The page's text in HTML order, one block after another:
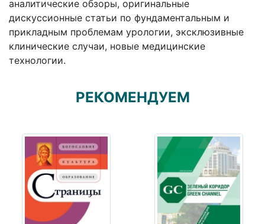
аналитические обзоры, оригинальные
дискуссионные статьи по фундаментальным и
прикладным проблемам урологии, эксклюзивные
клинические случаи, новые медицинские
технологии.
РЕКОМЕНДУЕМ